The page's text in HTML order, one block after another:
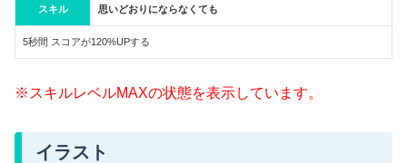
スキル 思いどおりにならなくても
5秒間 スコアが120%UPする
※スキルレベルMAXの状態を表示しています。
イラスト